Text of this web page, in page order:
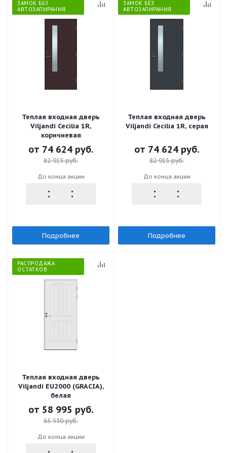
ЗАМОК БЕЗ
АВТОЗАПИРАНИЯ
Теплая входная дверь
Viljandi Cecilia 1R,
коричневая
от 74 624 руб.
82 915 руб.
До конца акции
Подробнее
ЗАМОК БЕЗ
АВТОЗАПИРАНИЯ
Теплая входная дверь
Viljandi Cecilia 1R, серая
от 74 624 руб.
82 915 руб.
До конца акции
Подробнее
РАСПРОДАЖА
ОСТАТКОВ
Теплая входная дверь
Viljandi EU2000 (GRACIA),
белая
от 58 995 руб.
65 550 руб.
До конца акции